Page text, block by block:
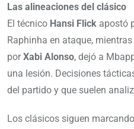
Las alineaciones del clásico
El técnico Hansi Flick apostó
Raphinha en ataque,
porXabi Alonso, dejó a
una lesión. Decisiones
del partido y que suelen
Los clásicos siguen